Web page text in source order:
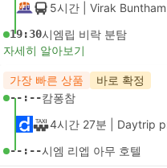
5시간 | Virak
19:30시엠립 비락 분탐
자세히 알아보기
가장 빠른 상품 바로 확정
--:--캄퐁참
4시간 27분 | Daytrip
--:--시엠 리엡 아무 호텔